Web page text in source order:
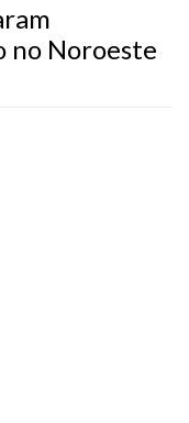
no Noroeste